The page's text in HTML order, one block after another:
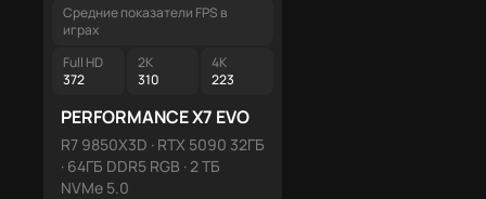
Средние показатели FPS в
играх
Full HD
372
2K
310
4K
223
PERFORMANCE X7 EVO
R7 9850X3D · RTX 5090 32ГБ
· 64ГБ DDR5 RGB · 2 ТБ
NVMe 5.0